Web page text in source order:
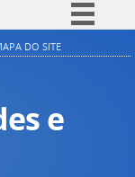
informação
DO SITE
e